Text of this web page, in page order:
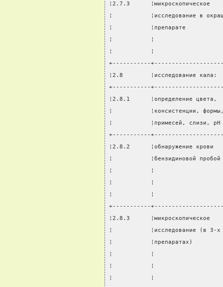
¦2.7.3
¦           ¦исследование в
¦           ¦препарате
¦           ¦
¦           ¦
+-----------
¦2.8
+-----------
¦2.8.1      ¦определение
¦           ¦консистенции,
¦           ¦примесей, слизи,
+-----------
¦2.8.2      ¦обнаружение
¦           ¦бензидиновой
¦           ¦
¦           ¦
¦           ¦
+-----------
¦2.8.3
¦           ¦исследование
¦           ¦препаратах)
¦           ¦
¦           ¦
¦           ¦